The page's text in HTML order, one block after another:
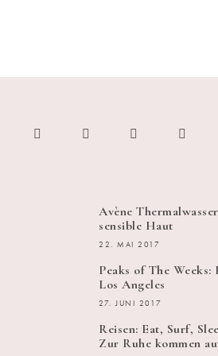
Avène
sensible Haut
22. MAI 2017
Peaks of The
Los Angeles
27. JUNI 2017
Reisen: Eat, Surf,
Zur Ruhe kommen